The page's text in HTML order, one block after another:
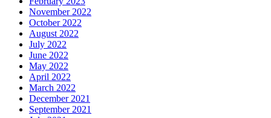
November 2022
October 2022
August 2022
July 2022
June 2022
May 2022
April 2022
March 2022
December 2021
September 2021